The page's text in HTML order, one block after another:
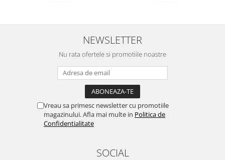
NEWSLETTER
Nu rata ofertele si promotiile noastre
Vreau sa primesc newsletter cu promotiile
magazinului. Afla mai multe in Politica de
Confidentialitate
SOCIAL